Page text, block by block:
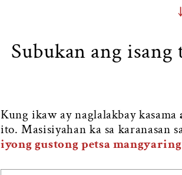
Subukan ang isang
Kung ikaw ay naglalakbay kasama
ito. Masisiyahan ka sa karanasan
iyong gustong petsa